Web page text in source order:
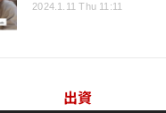
2024.1.11 Thu 11:11
出資